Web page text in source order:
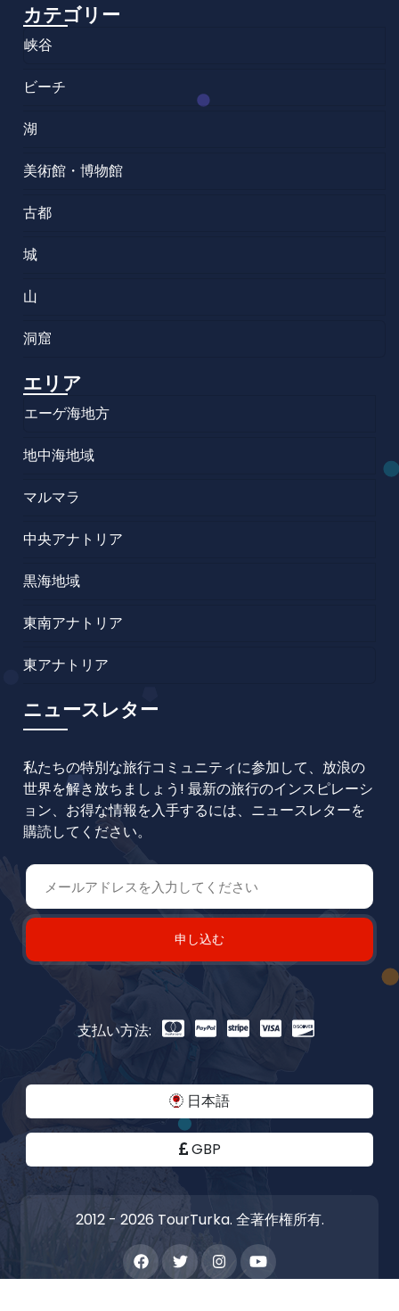
カテゴリー
峡谷
ビーチ
湖
美術館・博物館
古都
城
山
洞窟
エリア
エーゲ海地方
地中海地域
マルマラ
中央アナトリア
黒海地域
東南アナトリア
東アナトリア
ニュースレター
私たちの特別な旅行コミュニティに参加して、放浪の
世界を解き放ちましょう! 最新の旅行のインスピレーシ
ョン、お得な情報を入手するには、ニュースレターを
購読してください。
申し込む
支払い方法:
日本語
GBP
2012 - 2026 TourTurka. 全著作権所有.